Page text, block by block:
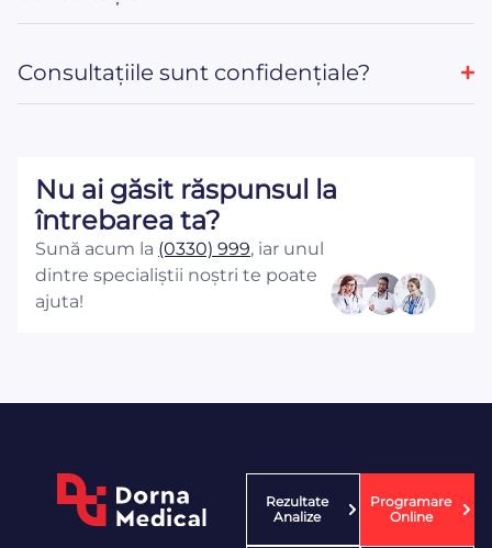
Consultațiile sunt confidențiale?
Nu ai găsit răspunsul la
întrebarea ta?
Sună acum la (0330) 999, iar unul
dintre specialiștii noștri te poate
ajuta!
Rezultate
Analize
Programare
Online